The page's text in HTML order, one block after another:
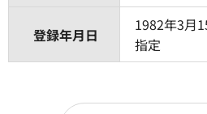
登録年月日
1982年3月
指定